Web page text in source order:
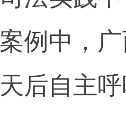
例中，
后自主